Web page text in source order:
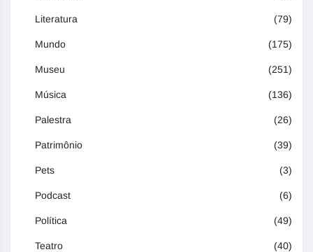
Literatura (79)
Mundo (175)
Museu (251)
Música (136)
Palestra (26)
Patrimônio (39)
Pets (3)
Podcast (6)
Política (49)
Teatro (40)